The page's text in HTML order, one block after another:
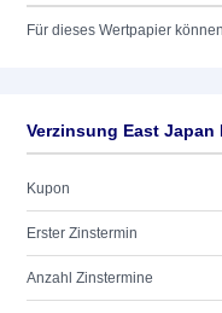
Für dieses Wertpapier
Verzinsung East Japan
Kupon
Erster Zinstermin
Anzahl Zinstermine